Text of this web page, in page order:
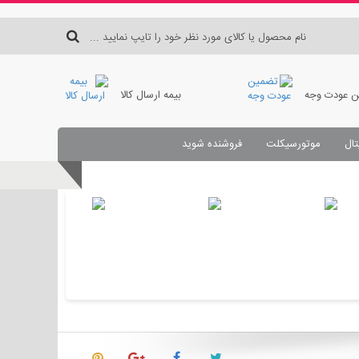
عودت وجه بیمه ارسال کالا
موتورسیکلت
فروشنده شوید